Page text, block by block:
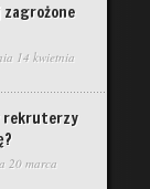
zagrożone
14 kwietnia
rekruterzy
20 marca